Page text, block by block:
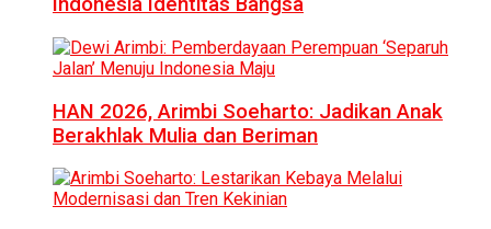
HAN 2026, Arimbi Soeharto: Jadikan Anak
Berakhlak Mulia dan Beriman